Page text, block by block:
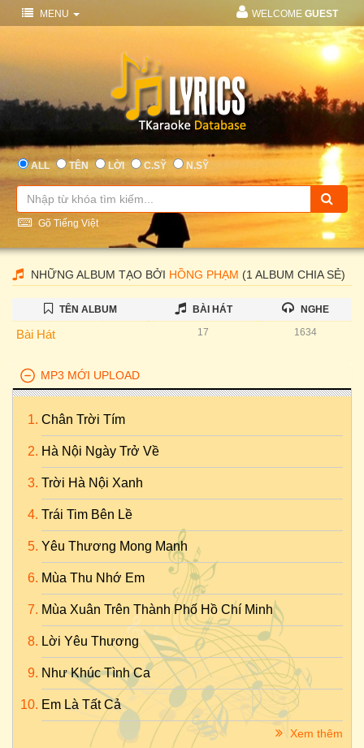
MENU WELCOME GUEST
ALL TÊN LỜI C.SỸ N.SỸ
Gõ Tiếng Việt
NHỮNG ALBUM TẠO BỞI HỒNG PHẠM (1 ALBUM CHIA SẺ)
TÊN ALBUM BÀI HÁT NGHE
Bài Hát 17 1634
MP3 MỚI UPLOAD
Chân Trời Tím
Hà Nội Ngày Trở Về
Trời Hà Nội Xanh
Trái Tim Bên Lề
Yêu Thương Mong Manh
Mùa Thu Nhớ Em
Mùa Xuân Trên Thành Phố Hồ Chí Minh
Lời Yêu Thương
Như Khúc Tình Ca
Em Là Tất Cả
Xem thêm